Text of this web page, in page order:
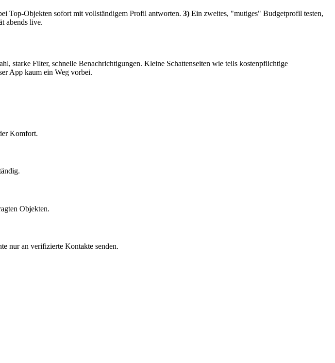
Top-Objekten sofort mit vollständigem Profil antworten. 3) Ein zweites, "mutiges" Budgetprofil testen,
abends live.
starke Filter, schnelle Benachrichtigungen. Kleine Schattenseiten wie teils kostenpflichtige
App kaum ein Weg vorbei.
Komfort.
Objekten.
nur an verifizierte Kontakte senden.